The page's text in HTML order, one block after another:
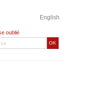
English
oublié
OK